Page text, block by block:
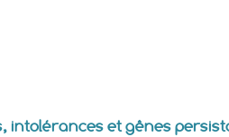
intolérances et gênes